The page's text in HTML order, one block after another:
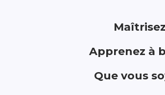
Apprenez à
Que vous